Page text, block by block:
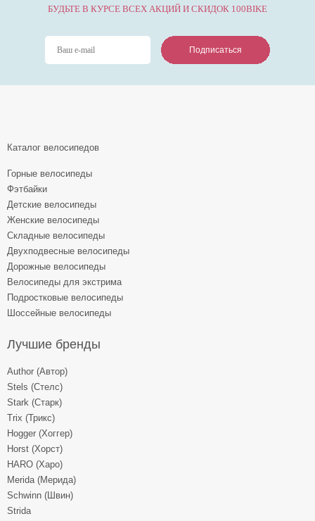
БУДЬТЕ В КУРСЕ ВСЕХ АКЦИЙ И СКИДОК 100BIKE
Подписаться
Подписаться
Подписаться
Каталог велосипедов
Горные велосипеды
Фэтбайки
Детские велосипеды
Женские велосипеды
Складные велосипеды
Двухподвесные велосипеды
Дорожные велосипеды
Велосипеды для экстрима
Подростковые велосипеды
Шоссейные велосипеды
Лучшие бренды
Author (Автор)
Stels (Стелс)
Stark (Старк)
Trix (Трикс)
Hogger (Хоггер)
Horst (Хорст)
HARO (Харо)
Merida (Мерида)
Schwinn (Швин)
Strida